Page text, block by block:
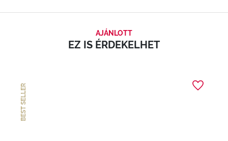
AJÁNLOTT
EZ IS ÉRDEKELHET
BEST SELLER